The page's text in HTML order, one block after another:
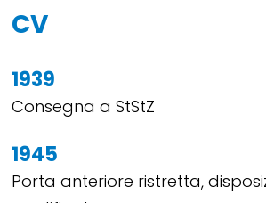
CV
1939
Consegna a StStZ
1945
Porta anteriore ristretta,